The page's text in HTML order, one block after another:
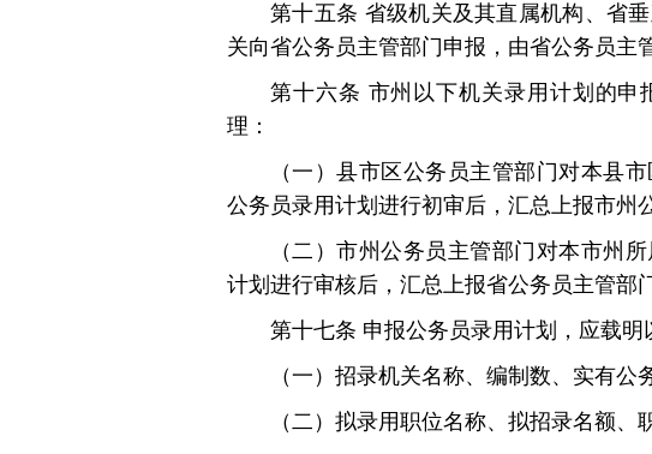
第十五条 省级机关及其直属机构、省
关向省公务员主管部门申报，由省公务员主
第十六条 市州以下机关录用计划的申
理：
（一）县市区公务员主管部门对本县
公务员录用计划进行初审后，汇总上报市州
（二）市州公务员主管部门对本市州
计划进行审核后，汇总上报省公务员主管部
第十七条 申报公务员录用计划，应载明
（一）招录机关名称、编制数、实有公
（二）拟录用职位名称、拟招录名额、